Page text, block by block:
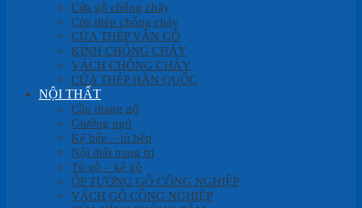
Cửa gỗ chống cháy
Cửa thép chống cháy
CỬA THÉP VÂN GỖ
KÍNH CHỐNG CHÁY
VÁCH CHỐNG CHÁY
CỬA THÉP HÀN QUỐC
NỘI THẤT
Cầu thang gỗ
Giường ngủ
Kệ bếp – tủ bếp
Nội thất trang trí
Tủ gỗ – kệ gỗ
ỐP TƯỜNG GỖ CÔNG NGHIỆP
VÁCH GỖ CÔNG NGHIỆP